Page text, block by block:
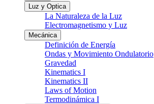
Luz y Optica
La Naturaleza de la Luz
Electromagnetismo y Luz
Mecánica
Definición de Energía
Ondas y Movimiento Ondulatorio
Gravedad
Kinematics I
Kinematics II
Laws of Motion
Termodinámica I